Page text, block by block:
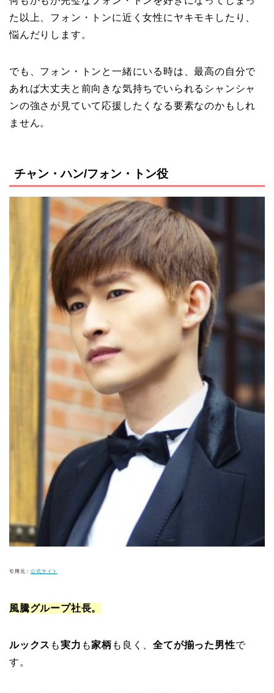
た以上、フォン・トンに近く女性にヤキモキしたり、
悩んだりします。
でも、フォン・トンと一緒にいる時は、最高の自分で
あれば大丈夫と前向きな気持ちでいられるシャンシャ
ンの強さが見ていて応援したくなる要素なのかもしれ
ません。
チャン・ハン/フォン・トン役
引用元：公式サイト
風騰グループ社長。
ルックス も実力 も家柄 も良く、全てが揃った男性で
す。